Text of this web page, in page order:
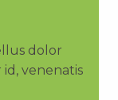
dolor
venenatis